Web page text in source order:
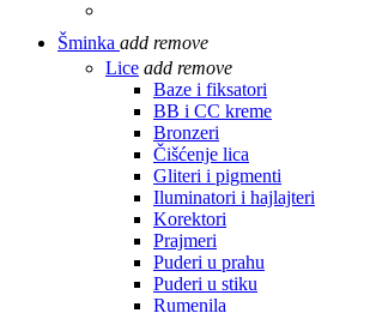
Šminka add remove
Lice add remove
Baze i fiksatori
BB i CC kreme
Bronzeri
Čišćenje lica
Gliteri i pigmenti
Iluminatori i hajlajteri
Korektori
Prajmeri
Puderi u prahu
Puderi u stiku
Rumenila